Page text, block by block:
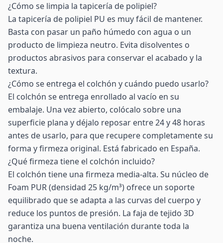
¿Cómo se limpia la tapicería de polipiel?
La tapicería de polipiel PU es muy fácil de mantener.
Basta con pasar un paño húmedo con agua o un
producto de limpieza neutro. Evita disolventes o
productos abrasivos para conservar el acabado y la
textura.
¿Cómo se entrega el colchón y cuándo puedo usarlo?
El colchón se entrega enrollado al vacío en su
embalaje. Una vez abierto, colócalo sobre una
superficie plana y déjalo reposar entre 24 y 48 horas
antes de usarlo, para que recupere completamente su
forma y firmeza original. Está fabricado en España.
¿Qué firmeza tiene el colchón incluido?
El colchón tiene una firmeza media-alta. Su núcleo de
Foam PUR (densidad 25 kg/m³) ofrece un soporte
equilibrado que se adapta a las curvas del cuerpo y
reduce los puntos de presión. La faja de tejido 3D
garantiza una buena ventilación durante toda la
noche.